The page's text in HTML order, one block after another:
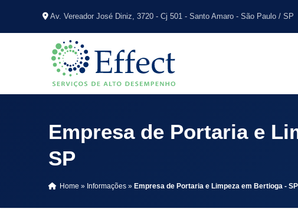
Av. Vereador José Diniz, 3720 - Cj 501 - Santo Amaro - São Paulo / SP
Empresa de Portaria e
SP
Home » Informações » Empresa de Portaria e Limpeza em Bertioga - SP